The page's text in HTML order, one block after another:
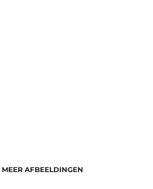
MEER AFBEELDINGEN